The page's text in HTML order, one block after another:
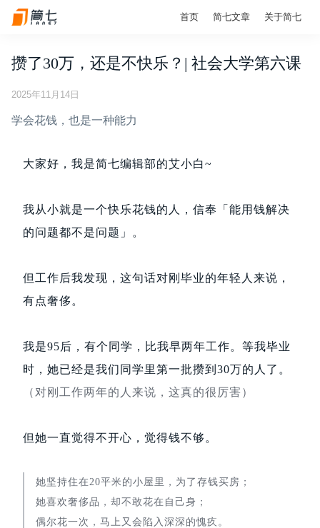
首页 简七文章 关于简七
攒了30万，还是不快乐？| 社会大学第六课
2025年11月14日
学会花钱，也是一种能力
大家好，我是简七编辑部的艾小白~
我从小就是一个快乐花钱的人，信奉「能用钱解决
的问题都不是问题」。
但工作后我发现，这句话对刚毕业的年轻人来说，
有点奢侈。
我是95后，有个同学，比我早两年工作。等我毕业
时，她已经是我们同学里第一批攒到30万的人了。
（ 对刚工作两年的人来说，这真的很厉害 ）
但她一直觉得不开心，觉得钱不够。
她坚持住在20平米的小屋里，为了存钱买房；
她喜欢奢侈品，却不敢花在自己身；
偶尔花一次，马上又会陷入深深的愧疚。